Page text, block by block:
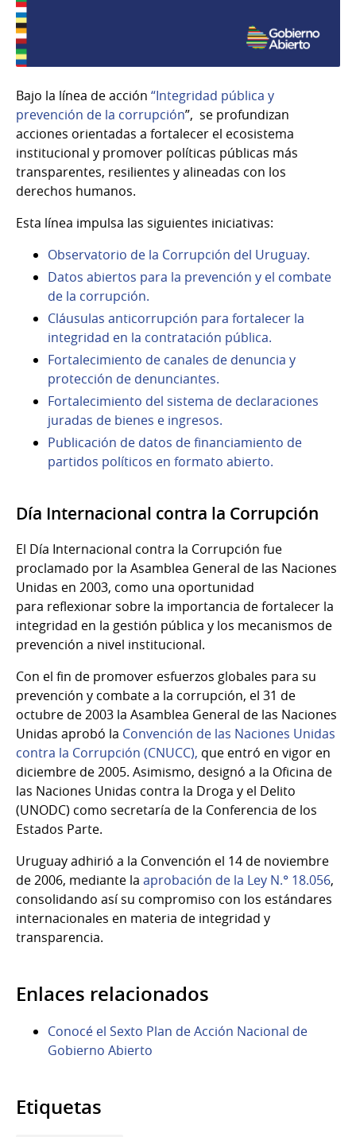
Bajo la línea de acción “Integridad pública y
prevención de la corrupción”, se profundizan
acciones orientadas a fortalecer el ecosistema
institucional y promover políticas públicas más
transparentes, resilientes y alineadas con los
derechos humanos.
Esta línea impulsa las siguientes iniciativas:
Observatorio de la Corrupción del Uruguay.
Datos abiertos para la prevención y el combate
de la corrupción.
Cláusulas anticorrupción para fortalecer la
integridad en la contratación pública.
Fortalecimiento de canales de denuncia y
protección de denunciantes.
Fortalecimiento del sistema de declaraciones
juradas de bienes e ingresos.
Publicación de datos de financiamiento de
partidos políticos en formato abierto.
Día Internacional contra la Corrupción
El Día Internacional contra la Corrupción fue
proclamado por la Asamblea General de las Naciones
Unidas en 2003, como una oportunidad
para reflexionar sobre la importancia de fortalecer la
integridad en la gestión pública y los mecanismos de
prevención a nivel institucional.
Con el fin de promover esfuerzos globales para su
prevención y combate a la corrupción, el 31 de
octubre de 2003 la Asamblea General de las Naciones
Unidas aprobó la Convención de las Naciones Unidas
contra la Corrupción (CNUCC), que entró en vigor en
diciembre de 2005. Asimismo, designó a la Oficina de
las Naciones Unidas contra la Droga y el Delito
(UNODC) como secretaría de la Conferencia de los
Estados Parte.
Uruguay adhirió a la Convención el 14 de noviembre
de 2006, mediante la aprobación de la Ley N.° 18.056,
consolidando así su compromiso con los estándares
internacionales en materia de integridad y
transparencia.
Enlaces relacionados
Conocé el Sexto Plan de Acción Nacional de
Gobierno Abierto
Etiquetas